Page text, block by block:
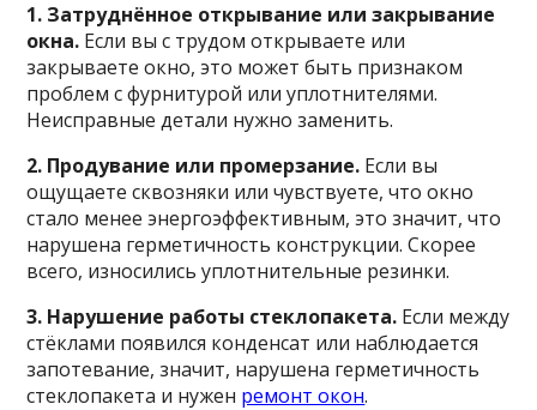
1. Затруднённое открывание или закрывание
окна. Если вы с трудом открываете или
закрываете окно, это может быть признаком
проблем с фурнитурой или уплотнителями.
Неисправные детали нужно заменить.
2. Продувание или промерзание. Если вы
ощущаете сквозняки или чувствуете, что окно
стало менее энергоэффективным, это значит, что
нарушена герметичность конструкции. Скорее
всего, износились уплотнительные резинки.
3. Нарушение работы стеклопакета. Если между
стёклами появился конденсат или наблюдается
запотевание, значит, нарушена герметичность
стеклопакета и нужен ремонт окон.